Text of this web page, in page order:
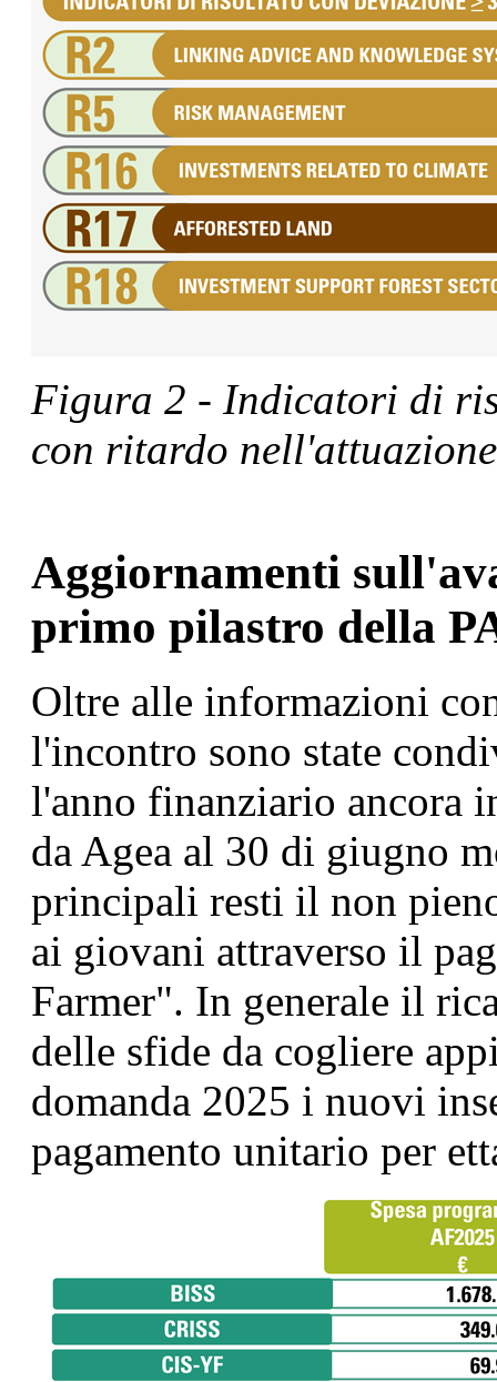
Figura 2 - Indicatori di
con ritardo
Aggiornamenti
primo pilastro della
Oltre alle informazioni
l'incontro sono state
l'anno finanziario ancora
da Agea al 30 di giugno
principali resti il non
ai giovani attraverso il
Farmer". In generale il
delle sfide da cogliere
domanda 2025 i nuovi
pagamento unitario per